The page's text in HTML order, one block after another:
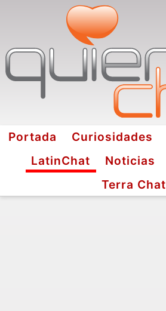
Portada Curiosidades
LatinChat
Noticias
Terra Chat